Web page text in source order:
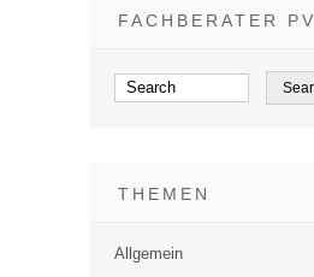
FACHBERATER PV
THEMEN
Allgemein